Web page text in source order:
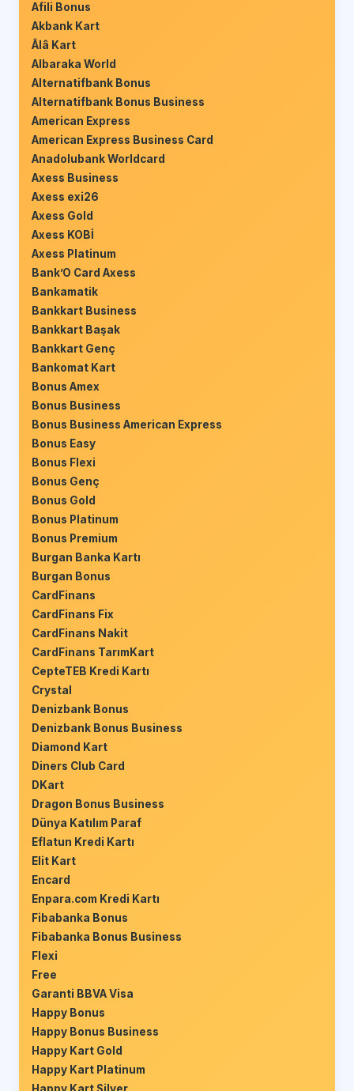
Afili Bonus
Akbank Kart
Âlâ Kart
Albaraka World
Alternatifbank Bonus
Alternatifbank Bonus Business
American Express
American Express Business Card
Anadolubank Worldcard
Axess Business
Axess exi26
Axess Gold
Axess KOBİ
Axess Platinum
Bank’O Card Axess
Bankamatik
Bankkart Business
Bankkart Başak
Bankkart Genç
Bankomat Kart
Bonus Amex
Bonus Business
Bonus Business American Express
Bonus Easy
Bonus Flexi
Bonus Genç
Bonus Gold
Bonus Platinum
Bonus Premium
Burgan Banka Kartı
Burgan Bonus
CardFinans
CardFinans Fix
CardFinans Nakit
CardFinans TarımKart
CepteTEB Kredi Kartı
Crystal
Denizbank Bonus
Denizbank Bonus Business
Diamond Kart
Diners Club Card
DKart
Dragon Bonus Business
Dünya Katılım Paraf
Eflatun Kredi Kartı
Elit Kart
Encard
Enpara.com Kredi Kartı
Fibabanka Bonus
Fibabanka Bonus Business
Flexi
Free
Garanti BBVA Visa
Happy Bonus
Happy Bonus Business
Happy Kart Gold
Happy Kart Platinum